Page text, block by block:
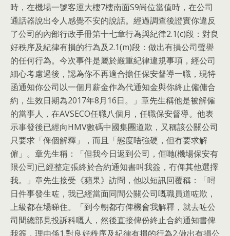
時，在機場一號客運大樓7樓南面S9崗位當值時，在公司
通話器說出令人感覺不安的說話。經過調查後證實你違反
了公司的內部行政手冊第十七章行為與紀律2.1(c)段：對良
好秩序及紀律有損的行為及2.1(m)段：做出有損公司聲譽
的任何行為。今次事件是屬於嚴重紀律違規事項，經公司
細心考慮過後，認為你不再適合擔任保安督導一職，現特
函通知你公司以一個月薪金作為代通知金與你終止僱傭合
約，生效日期為2017年8月16日。」章先生稱他是被解僱
的當事人，在AVSECO任職八個月，任職保安督導。他表
示事發後已經向HMV數碼中國集團道歉，又稱該公關公司
只要求「俾個解釋」，而且「態度唔強硬，但冇要求解
僱」。章先生稱：「但我今日返到公司，佢哋(機場保安有
限公司)已經整定張終於合約通知書叫我簽，冇俾其他選擇
我。」章先生接受《蘋果》訪問，他以短訊回覆稱：「噚
日件事發生咗，我已經當面同間公關公司嘅職員道咗歉，
上級都在場睇住。「到今朝都冇俾機會我解釋，就去咗公
司間總部見投訴科嘅人，然後直接俾份終止合約通知書俾
我簽，理由係1.對良好秩序及紀律有損的行為2.做出有損公